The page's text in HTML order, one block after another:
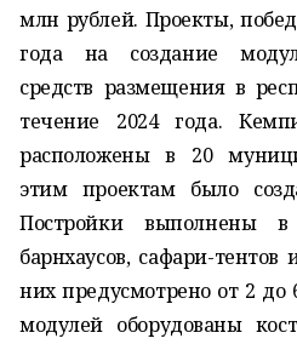
млн рублей. Проекты,
года на создание
средств размещения в
течение 2024 года.
расположены в 20
этим проектам было
Постройки выполнены
барнхаусов, сафари-
них предусмотрено от 2 до
модулей оборудованы